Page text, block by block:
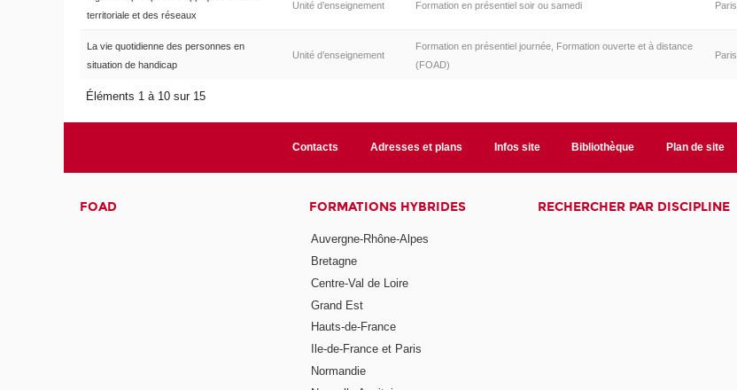
territoriale et des réseaux
Unité d’enseignement Formation en présentiel soir ou samedi Paris
La vie quotidienne des personnes en
situation de handicap
Unité d’enseignement
Formation en présentiel journée, Formation ouverte et à distance
(FOAD)
Paris
Éléments 1 à 10 sur 15
Contacts Adresses et plans Infos site Bibliothèque Plan de site
FOAD FORMATIONS HYBRIDES
Auvergne-Rhône-Alpes
Bretagne
Centre-Val de Loire
Grand Est
Hauts-de-France
Ile-de-France et Paris
Normandie
RECHERCHER PAR DISCIPLINE